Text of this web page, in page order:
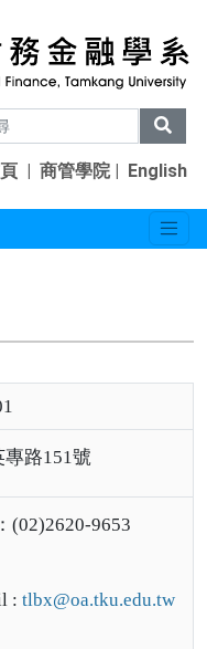
| 商管學院| English
專路151號
(02)2620-9653
: tlbx@oa.tku.edu.tw